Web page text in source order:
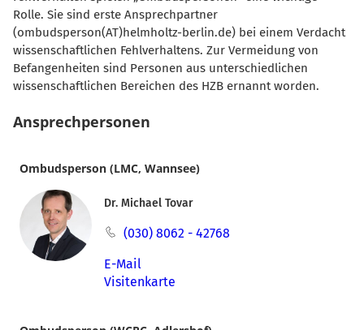
Rolle. Sie sind erste Ansprechpartner
(ombudsperson(AT)helmholtz-berlin.de) bei einem Verdacht
wissenschaftlichen Fehlverhaltens. Zur Vermeidung von
Befangenheiten sind Personen aus unterschiedlichen
wissenschaftlichen Bereichen des HZB ernannt worden.
Ansprechpersonen
Ombudsperson (LMC, Wannsee)
Dr. Michael Tovar
(030) 8062 - 42768
E-Mail
Visitenkarte